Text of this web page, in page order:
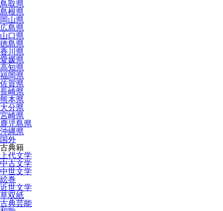
鳥取県
島根県
岡山県
広島県
山口県
徳島県
香川県
愛媛県
高知県
福岡県
佐賀県
長崎県
熊本県
大分県
宮崎県
鹿児島県
沖縄県
国外
古典籍
上代文学
中古文学
中世文学
絵巻
近世文学
草双紙
古典芸能